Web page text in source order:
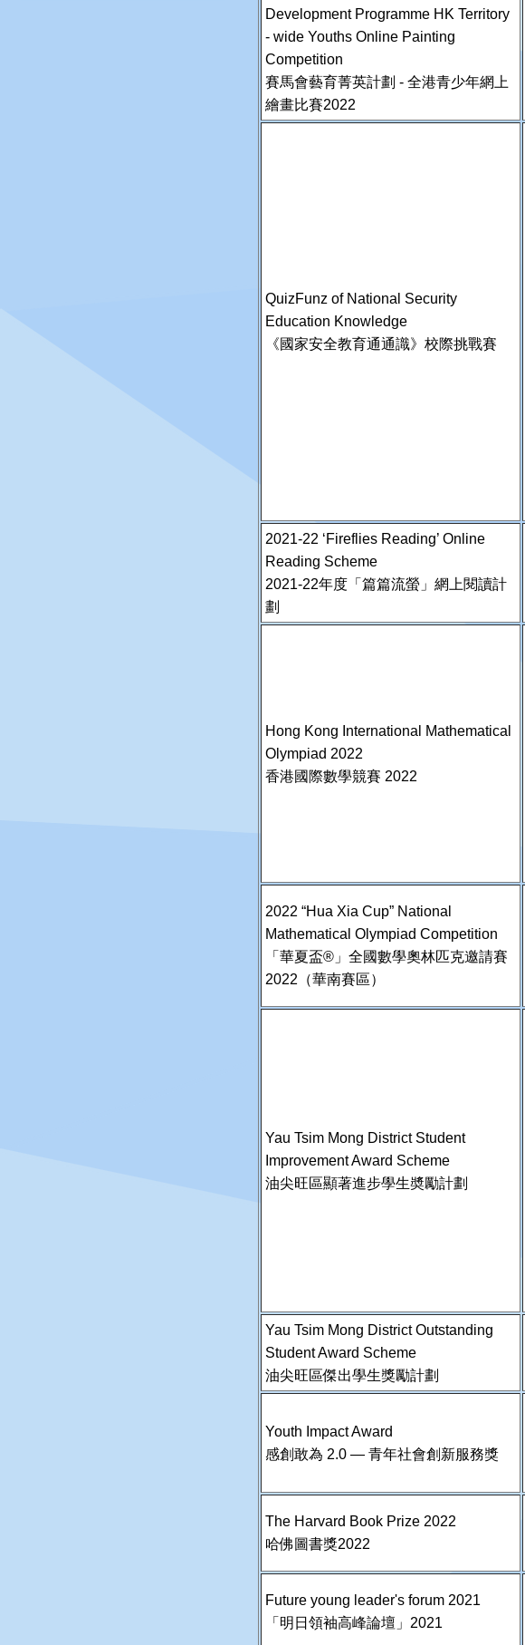
Development Programme HK Territory
- wide Youths Online Painting
Competition
賽馬會藝育菁英計劃 - 全港青少年網上
繪畫比賽2022
QuizFunz of National Security
Education Knowledge
《國家安全教育通通識》校際挑戰賽
2021-22 ‘Fireflies Reading’ Online
Reading Scheme
2021-22年度「篇篇流螢」網上閱讀計
劃
Hong Kong International Mathematical
Olympiad 2022
香港國際數學競賽 2022
2022 “Hua Xia Cup” National
Mathematical Olympiad Competition
「華夏盃®」全國數學奧林匹克邀請賽
2022（華南賽區）
Yau Tsim Mong District Student
Improvement Award Scheme
油尖旺區顯著進步學生奬勵計劃
Yau Tsim Mong District Outstanding
Student Award Scheme
油尖旺區傑出學生獎勵計劃
Youth Impact Award
感創敢為 2.0 — 青年社會創新服務獎
The Harvard Book Prize 2022
哈佛圖書獎2022
Future young leader's forum 2021
「明日領袖高峰論壇」2021